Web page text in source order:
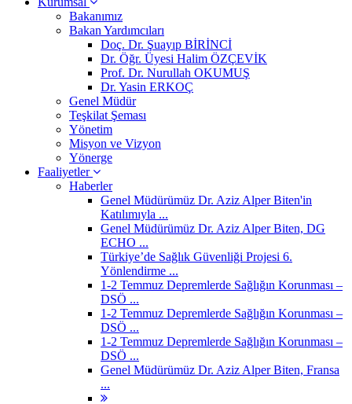
Bakanımız
Bakan Yardımcıları
Doç. Dr. Şuayıp BİRİNCİ
Dr. Öğr. Üyesi Halim ÖZÇEVİK
Prof. Dr. Nurullah OKUMUŞ
Dr. Yasin ERKOÇ
Genel Müdür
Teşkilat Şeması
Yönetim
Misyon ve Vizyon
Yönerge
Faaliyetler
Haberler
Genel Müdürümüz Dr. Aziz Alper Biten'in
Katılımıyla ...
Genel Müdürümüz Dr. Aziz Alper Biten, DG
ECHO ...
Türkiye’de Sağlık Güvenliği Projesi 6.
Yönlendirme ...
1-2 Temmuz Depremlerde Sağlığın Korunması –
DSÖ ...
1-2 Temmuz Depremlerde Sağlığın Korunması –
DSÖ ...
1-2 Temmuz Depremlerde Sağlığın Korunması –
DSÖ ...
Genel Müdürümüz Dr. Aziz Alper Biten, Fransa
...